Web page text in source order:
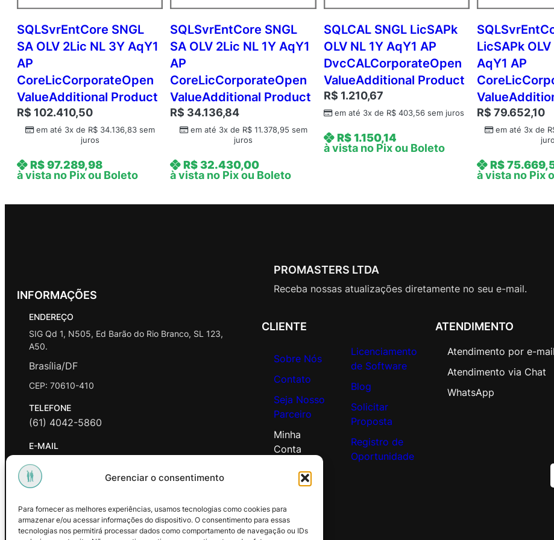
Gerenciar o consentimento
Para fornecer as melhores experiências, usamos tecnologias como cookies para
armazenar e/ou acessar informações do dispositivo. O consentimento para essas
tecnologias nos permitirá processar dados como comportamento de navegação ou IDs
p
o
r
a
t
e
O
p
n
i
t
SQLSvrEntCore SNGL
SA OLV 2Lic NL 3Y AqY1
AP
CoreLicCorporateOpen
ValueAdditional Product
R$ 102.410,50
em até 3x de R$34.136,83sem
juros
R$97.289,98
à vista no Pix ou Boleto
SQLSvrEntCore SNGL
SA OLV 2Lic NL 1Y AqY1
AP
CoreLicCorporateOpen
ValueAdditional Product
R$ 34.136,84
em até 3x de R$11.378,95 sem
juros
R$32.430,00
à vista no Pix ou Boleto
SQLCAL SNGL LicSAPk
OLV NL 1Y AqY1 AP
DvcCALCorporateOpen
ValueAdditional Product
R$ 1.210,67
em até 3x de R$403,56sem juros
R$1.150,14
à vista no Pix ou Boleto
LicSAPk
AqY1 AP
R$ 79.652,10
em até 3x de
R$
à vista no Pix
INFORMAÇÕES
ENDEREÇO
SIG Qd 1, N505, Ed Barão do Rio Branco, SL 123,
A50.
Brasília/DF
CEP: 70610-410
TELEFONE
(61) 4042-5860
E-MAIL
contato@promasters.net.br
HORÁRIO DE ATENDIMENTO
Facebook Instagram Youtube
PROMASTERS LTDA
Receba nossas atualizações diretamente no seu e-mail.
CLIENTE
Sobre Nós
Contato
Seja Nosso
Parceiro
Minha
Conta
Licenciamento
de Software
Blog
Solicitar
Proposta
Registro de
Oportunidade
ATENDIMENTO
Atendimento por e-mail
Atendimento via Chat
WhatsApp